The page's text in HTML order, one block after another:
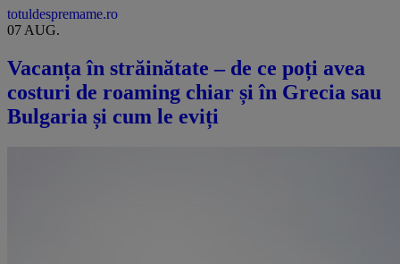
totuldespremame.ro
07 AUG.
Vacanța în străinătate – de ce poți avea
costuri de roaming chiar și în Grecia sau
Bulgaria și cum le eviți